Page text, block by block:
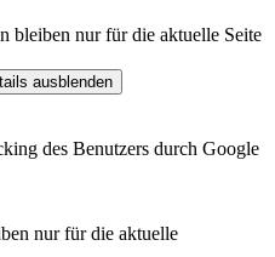
bleiben nur für die aktuelle Seite
ausblenden
des Benutzers durch Google
nur für die aktuelle